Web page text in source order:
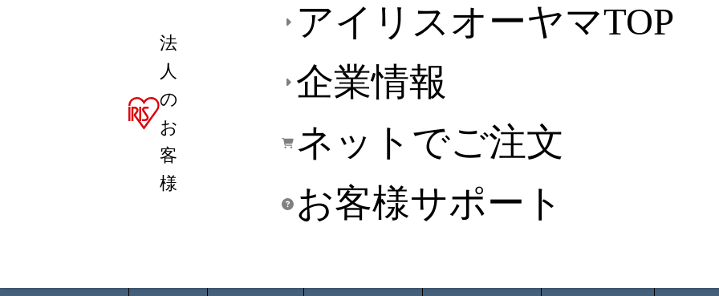
法
人
の
お
客
様
アイリスオーヤマTOP
企業情報
ネットでご注文
お客様サポート